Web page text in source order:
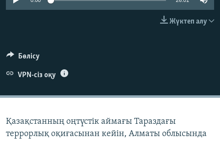
ЖАЗЫЛЫҢЫЗ
Басқа тілдерде
Жүктеп алу
Бөлісу
VPN-сіз оқу
Қазақстанның оңтүстік аймағы Тараздағы
террорлық оқиғасынан кейін, Алматы облысында